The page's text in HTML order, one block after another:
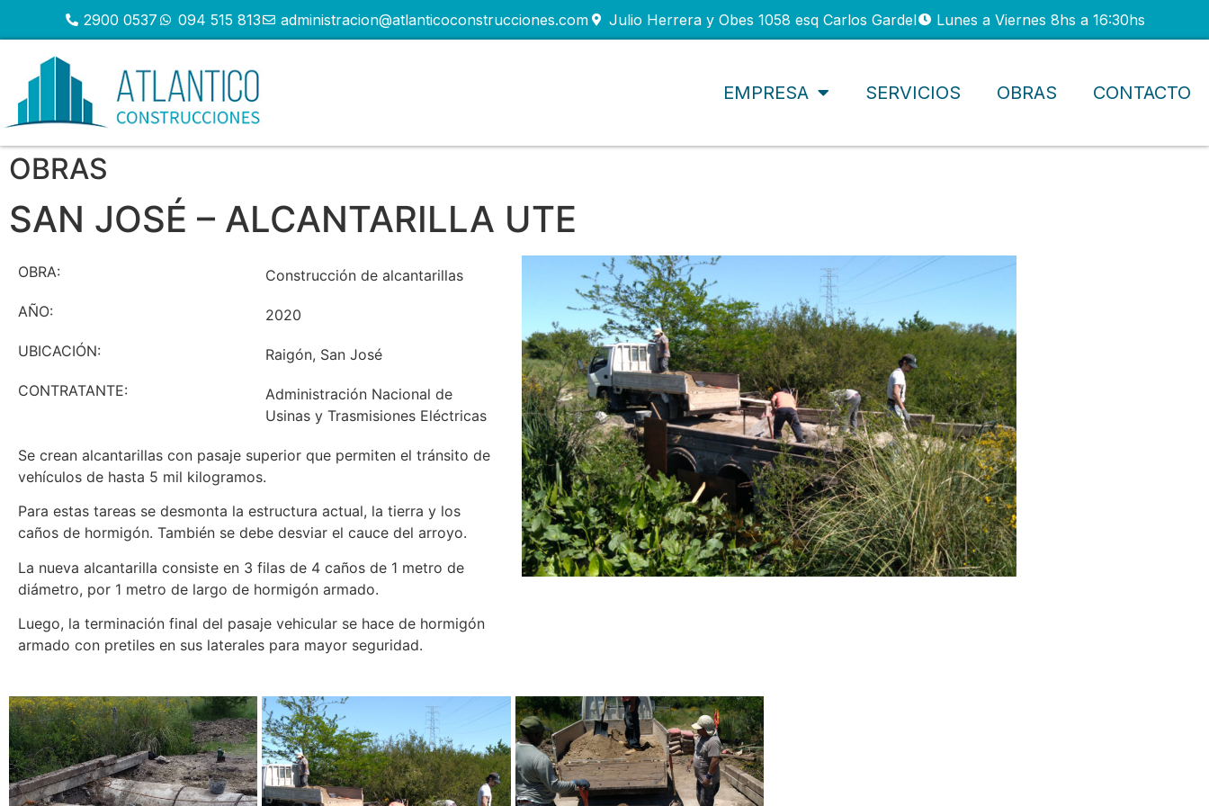
2900 0537 094 515 813 administracion@atlanticoconstrucciones.com Julio Herrera y Obes 1058 esq Carlos Gardel Lunes a Viernes 8hs a 16:30hs
EMPRESA SERVICIOS OBRAS CONTACTO
OBRAS
SAN JOSÉ – ALCANTARILLA UTE
OBRA:
Construcción de alcantarillas
AÑO:
2020
UBICACIÓN:
Raigón, San José
CONTRATANTE:
Administración Nacional de
Usinas y Trasmisiones Eléctricas
Se crean alcantarillas con pasaje superior que permiten el tránsito de
vehículos de hasta 5 mil kilogramos.
Para estas tareas se desmonta la estructura actual, la tierra y los
caños de hormigón. También se debe desviar el cauce del arroyo.
La nueva alcantarilla consiste en 3 filas de 4 caños de 1 metro de
diámetro, por 1 metro de largo de hormigón armado.
Luego, la terminación final del pasaje vehicular se hace de hormigón
armado con pretiles en sus laterales para mayor seguridad.